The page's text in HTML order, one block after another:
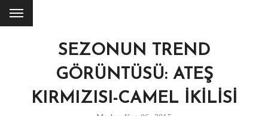
SEZONUN TREND
GÖRÜNTÜSÜ: ATEŞ
KIRMIZISI-CAMEL İKİLİSİ